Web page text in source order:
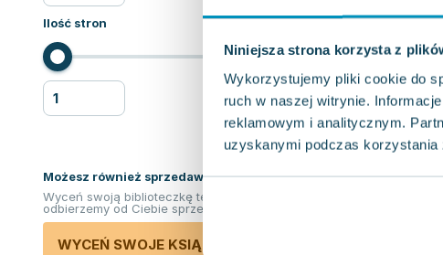
Niniejsza strona korzysta z
Wykorzystujemy pliki cookie do
ruch w naszej witrynie.
reklamowym i analitycznym.
uzyskanymi podczas korzystania
Ilość stron
Możesz również sprzedawać ksiązki!
Wyceń swoją biblioteczkę teraz. Odkupimy i
odbierzemy od Ciebie sprzedane książki.
WYCEŃ SWOJE KSIĄŻKI